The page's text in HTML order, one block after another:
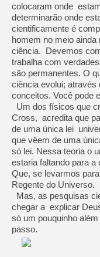
colocaram onde
determinarão onde
cientificamente é
homem no meio
ciência. Devemos
trabalha com
são permanentes. O
ciência evolui;
conceitos. Você pode
Um dos físicos que
Cross, acredita que
de uma única lei
que vêem de uma
só lei. Nessa teoria o
estaria faltando para
Que, se levarmos
Regente do Universo.
Mas, as pesquisas
chegar a explicar
só um pouquinho
passo.